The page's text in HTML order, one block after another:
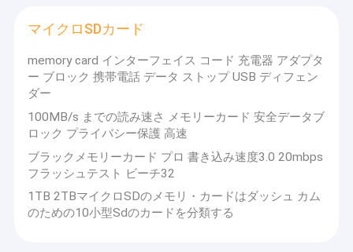
マイクロSDカード
memory card インターフェイス コード 充電器 アダプタ
ー ブロック 携帯電話 データ ストップ USB ディフェン
ダー
100MB/s までの読み速さ メモリーカード 安全データブ
ロック プライバシー保護 高速
ブラックメモリーカード プロ 書き込み速度3.0 20mbps
フラッシュテスト ビーチ32
1TB 2TBマイクロSDのメモリ・カードはダッシュ カム
のための10小型Sdのカードを分類する